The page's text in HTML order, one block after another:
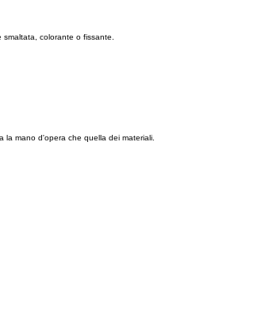
colorante o fissante.
mano d'opera che quella dei materiali.